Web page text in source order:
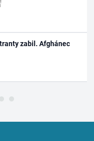
zabil. Afghánec